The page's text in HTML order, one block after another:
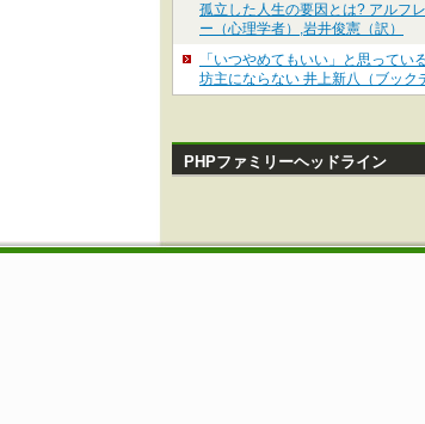
孤立した人生の要因とは? アルフ
ー（心理学者）,岩井俊憲（訳）
「いつやめてもいい」と思ってい
坊主にならない 井上新八（ブック
PHPファミリーヘッドライン